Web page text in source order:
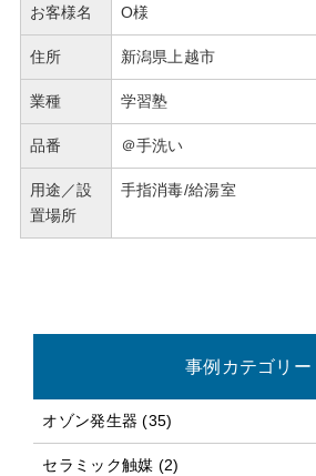
お客様名 O様
住所 新潟県上越市
業種 学習塾
品番 ＠手洗い
用途／設
置場所
手指消毒/給湯室
事例カテゴリー
オゾン発生器 (35)
セラミック触媒 (2)